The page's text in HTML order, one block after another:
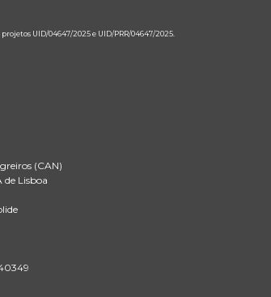
UID/04647/2025 e UID/PRR/04647/2025.
(CAN)
de Lisboa